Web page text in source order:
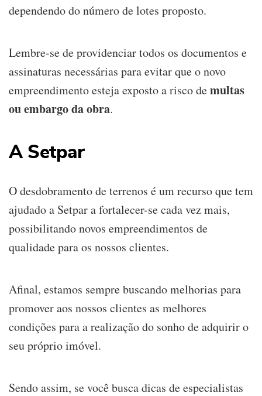
dependendo do número de lotes proposto.
Lembre-se de providenciar todos os documentos e
assinaturas necessárias para evitar que o novo
empreendimento esteja exposto a risco demultas
ou embargo da obra.
A Setpar
O desdobramento de terrenos é um recurso que tem
ajudado a Setpar a fortalecer-se cada vez mais,
possibilitando novos empreendimentos de
qualidade para os nossos clientes.
Afinal, estamos sempre buscando melhorias para
promover aos nossos clientes as melhores
condições para a realização do sonho de adquirir o
seu próprio imóvel.
Sendo assim, se você busca dicas de especialistas